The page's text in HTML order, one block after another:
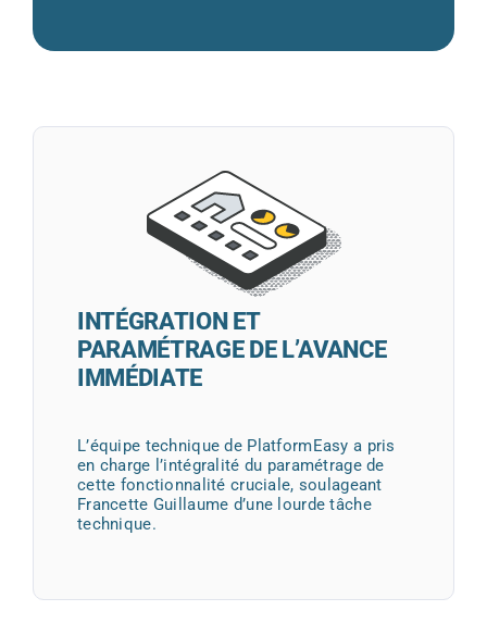
INTÉGRATION ET
PARAMÉTRAGE DE L’AVANCE
IMMÉDIATE
L’équipe technique de PlatformEasy a pris
en charge l’intégralité du paramétrage de
cette fonctionnalité cruciale, soulageant
Francette Guillaume d’une lourde tâche
technique.